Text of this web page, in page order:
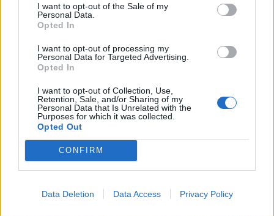
I want to opt-out of the Sale of my
Personal Data.
Opted In
I want to opt-out of processing my
Personal Data for Targeted Advertising.
Opted In
I want to opt-out of Collection, Use,
Retention, Sale, and/or Sharing of my
Personal Data that Is Unrelated with the
Purposes for which it was collected.
Opted Out
CONFIRM
Data Deletion Data Access Privacy Policy
troca de responsabilidades deixam reabertura
por esclarecer
5/08/2026